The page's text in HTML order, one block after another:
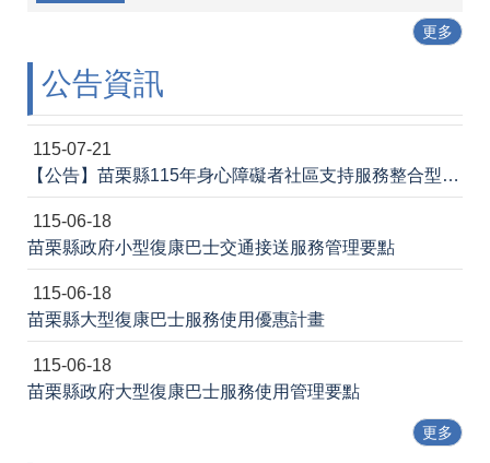
更多
公告資訊
115-07-21
【公告】苗栗縣115年身心障礙者社區支持服務整合型獎助計畫-身心障礙者多元社區居住與生活服務評鑑案
115-06-18
苗栗縣政府小型復康巴士交通接送服務管理要點
115-06-18
苗栗縣大型復康巴士服務使用優惠計畫
115-06-18
苗栗縣政府大型復康巴士服務使用管理要點
更多